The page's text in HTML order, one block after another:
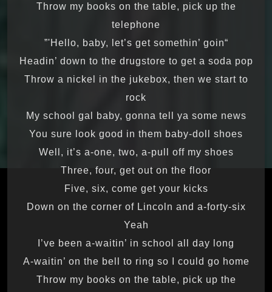
Throw my books on the table, pick up the
telephone
“Hello, baby, let’s get somethin’ goin'”
Headin’ down to the drugstore to get a soda pop
Throw a nickel in the jukebox, then we start to
rock
My school gal baby, gonna tell ya some news
You sure look good in them baby-doll shoes
Well, it’s a-one, two, a-pull off my shoes
Three, four, get out on the floor
Five, six, come get your kicks
Down on the corner of Lincoln and a-forty-six
Yeah
I’ve been a-waitin’ in school all day long
A-waitin’ on the bell to ring so I could go home
Throw my books on the table, pick up the